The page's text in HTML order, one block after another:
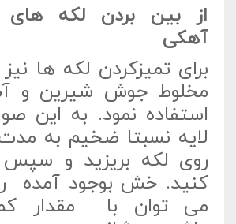
از بین بردن لکه
آهکی
برای تمیزکردن لکه ها
مخلوط جوش شیرین و
استفاده نمود. به این
روی لکه بریزید و
کنید. خش بوجود آمده
می توان با مقدار